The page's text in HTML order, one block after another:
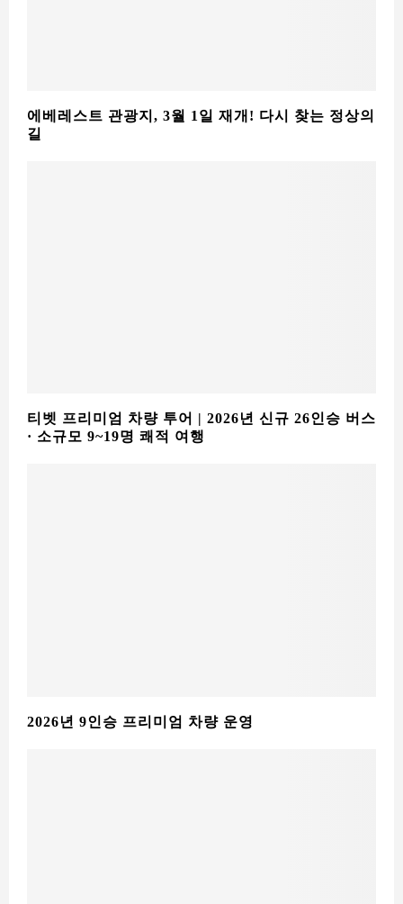
에베레스트 관광지, 3월 1일 재개! 다시 찾는 정상의
길
티벳 프리미엄 차량 투어 | 2026년 신규 26인승 버스
· 소규모 9~19명 쾌적 여행
2026년 9인승 프리미엄 차량 운영